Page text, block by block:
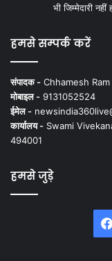
भी जिम्मेदारी नहीं
हमसे सम्पर्क करें
संपादक - Chhamesh Ram
मोबाइल - 9131052524
ईमेल -
कार्यालय - Swami
494001
हमसे जुड़े